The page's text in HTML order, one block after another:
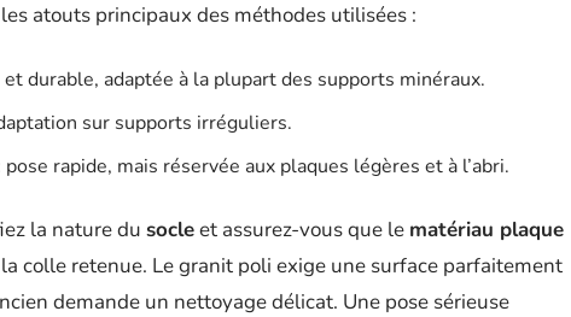
atouts principaux des méthodes utilisées :
durable, adaptée à la plupart des supports minéraux.
sur supports irréguliers.
pose rapide, mais réservée aux plaques légères et à l’abri.
la nature du socleet assurez-vous que le matériau plaque
colle retenue. Le granit poli exige une surface parfaitement
demande un nettoyage délicat. Une pose sérieuse